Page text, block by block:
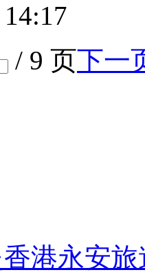
/ 9 页下一
港永安